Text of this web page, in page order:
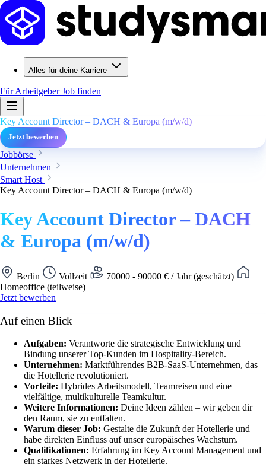
Alles für deine Karriere
Für ArbeitgeberJob finden
Key Account Director – DACH & Europa (m/w/d)
Jetzt bewerben
Jobbörse
Unternehmen
Smart Host
Key Account Director – DACH & Europa (m/w/d)
Key Account Director – DACH
& Europa (m/w/d)
Berlin Vollzeit
70000 - 90000 € / Jahr (geschätzt)
Homeoffice (teilweise)
Jetzt bewerben
Auf einen Blick
Aufgaben: Verantworte die strategische Entwicklung und
Bindung unserer Top-Kunden im Hospitality-Bereich.
Unternehmen: Marktführendes B2B-SaaS-Unternehmen, das
die Hotellerie revolutioniert.
Vorteile: Hybrides Arbeitsmodell, Teamreisen und eine
vielfältige, multikulturelle Teamkultur.
Weitere Informationen: Deine Ideen zählen – wir geben dir
den Raum, sie zu entfalten.
Warum dieser Job: Gestalte die Zukunft der Hotellerie und
habe direkten Einfluss auf unser europäisches Wachstum.
Qualifikationen: Erfahrung im Key Account Management und
ein starkes Netzwerk in der Hotellerie.